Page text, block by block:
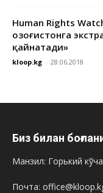
Human Rights
Қозоғистонга
қайнатади»
kloop.kg - 28.06.2018
Биз билан
Манзил: Горький
Почта: